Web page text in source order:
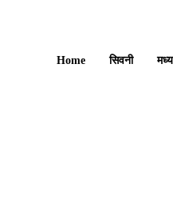
Home सिवनी